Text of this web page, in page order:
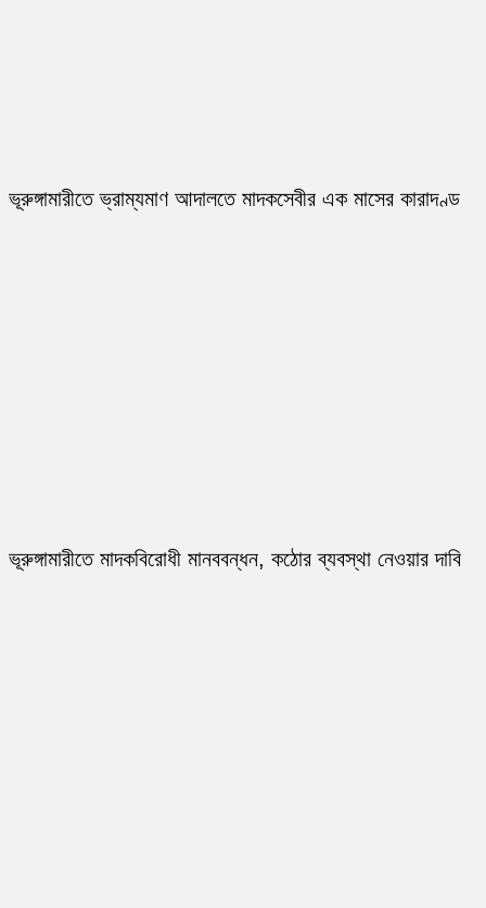
ভূরুঙ্গামারীতে ভ্রাম্যমাণ আদালতে মাদকসেবীর এক মাসের কারাদণ্ড
ভূরুঙ্গামারীতে মাদকবিরোধী মানববন্ধন, কঠোর ব্যবস্থা নেওয়ার দাবি